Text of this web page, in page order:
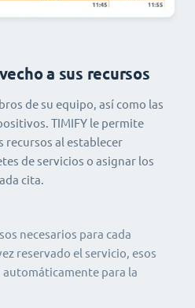
necesarios para cada
reservado el servicio, esos
automáticamente para la
a sus recursos
de su equipo, así como las
TIMIFY le permite
recursos al establecer
de servicios o asignar los
cita.